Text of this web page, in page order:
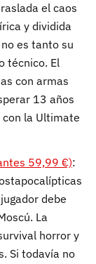
el caos
y dividida
es tanto su
técnico. El
con armas
13 años
la Ultimate
59,99 €):
debe
La
horror y
Si todavía no